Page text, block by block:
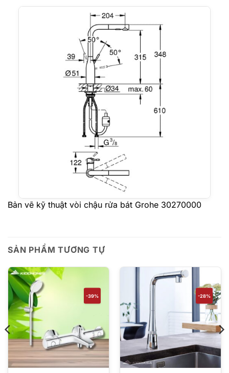
Bản vẽ kỹ thuật vòi chậu rửa bát Grohe 30270000
SẢN PHẨM TƯƠNG TỰ
-39% -28%